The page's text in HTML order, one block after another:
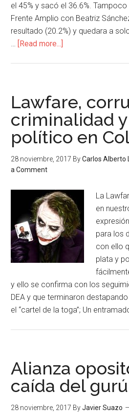
el 45% y sacó el 36.6%.
Frente Amplio con Beatriz
resultado (20.2%) y quedara a
… [Read more...]
Lawfare,
criminalidad
político en
28 noviembre, 2017 ByCarlos Alberto
a Comment
La
en
para los
con ello
plata y
y ello se confirma con los
DEA y que terminaron
el “cartel de la toga”; Un
Alianza
caída del gurú
28 noviembre, 2017 ByJavier Suazo